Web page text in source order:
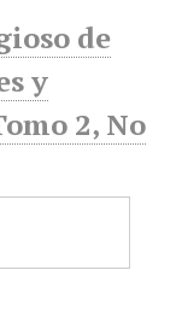
de
y
2, No